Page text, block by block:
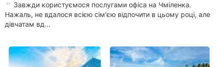
Завжди користуємося послугами офіса на Чміленка.
Нажаль, не вдалося всією сім'єю відпочити в цьому році, але
дівчатам вд...